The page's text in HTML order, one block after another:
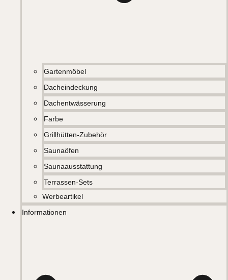
Gartenmöbel
Dacheindeckung
Dachentwässerung
Farbe
Grillhütten-Zubehör
Saunaöfen
Saunaausstattung
Terrassen-Sets
Werbeartikel
Informationen